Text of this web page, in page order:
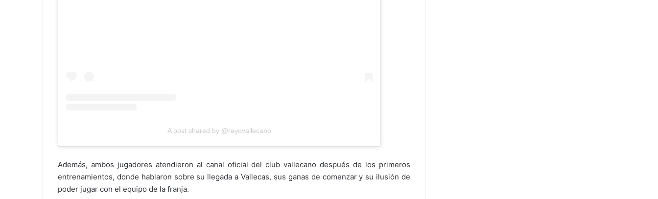
A post shared by @rayovallecano
Además, ambos jugadores atendieron al canal oficial del club vallecano después de los primeros
entrenamientos, donde hablaron sobre su llegada a Vallecas, sus ganas de comenzar y su ilusión de
poder jugar con el equipo de la franja.